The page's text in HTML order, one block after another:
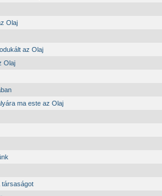
Olaj
az Olaj
Olaj
ma este az Olaj
társaságot